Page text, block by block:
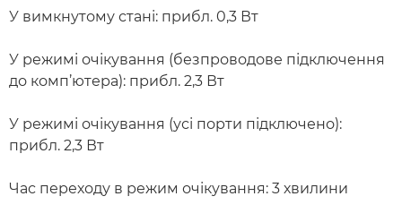
У вимкнутому стані: прибл. 0,3 Вт
У режимі очікування (безпроводове підключення
до комп’ютера): прибл. 2,3 Вт
У режимі очікування (усі порти підключено):
прибл. 2,3 Вт
Час переходу в режим очікування: 3 хвилини